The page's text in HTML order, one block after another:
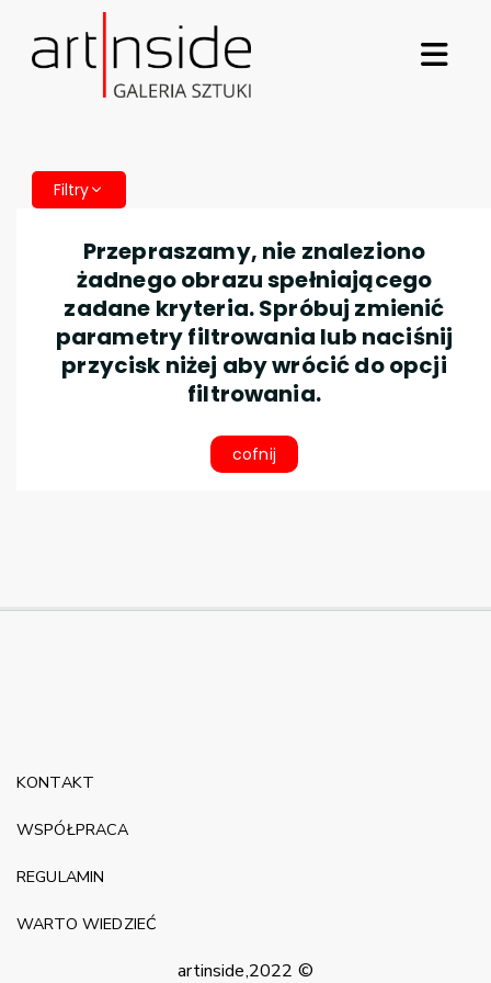
Filtry
Przepraszamy, nie znaleziono
żadnego obrazu spełniającego
zadane kryteria. Spróbuj zmienić
parametry filtrowania lub naciśnij
przycisk niżej aby wrócić do opcji
filtrowania.
cofnij
artinside,2022 ©
KONTAKT
WSPÓŁPRACA
REGULAMIN
WARTO WIEDZIEĆ